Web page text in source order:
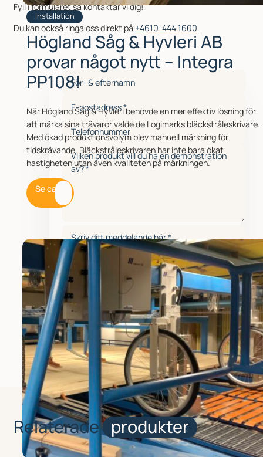
Installation
Högland Såg & Hyvleri AB
provar något nytt – Integra
PP108!
När Högland Såg & Hyvleri behövde en mer effektiv lösning för
att märka sina trävaror valde de Logimarks bläckstråleskrivare.
Med ökad produktionsvolym blev manuell märkning för
tidskrävande. Bläckstråleskrivaren har inte bara ökat
hastigheten utan även kvaliteten på märkningen.
Se case
Google reCaptcha: Ogiltig webbplatsnyckel.
Skicka meddelande
Fyll i formuläret så kontaktar vi dig!
Du kan också ringa oss direkt på +4610-444 1600.
Relaterade produkter